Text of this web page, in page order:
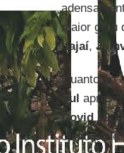
maior grau
Itajaí,
Quanto ao
Sul
Covid 19,
como pode